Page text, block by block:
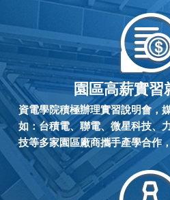
園區高薪實習
資電學院積極辦理實習說明會，
如：台積電、聯電、微星科技、
技等多家園區廠商攜手產學合作
2014-10-08